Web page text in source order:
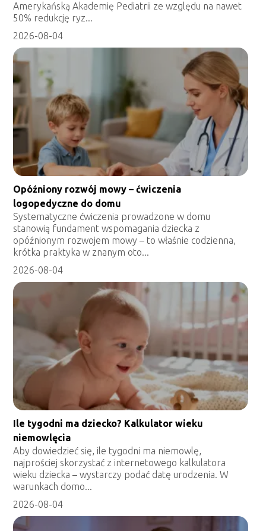
Amerykańską Akademię Pediatrii ze względu na nawet
50% redukcję ryz...
2026-08-04
Opóźniony rozwój mowy – ćwiczenia
logopedyczne do domu
Systematyczne ćwiczenia prowadzone w domu
stanowią fundament wspomagania dziecka z
opóźnionym rozwojem mowy – to właśnie codzienna,
krótka praktyka w znanym oto...
2026-08-04
Ile tygodni ma dziecko? Kalkulator wieku
niemowlęcia
Aby dowiedzieć się, ile tygodni ma niemowlę,
najprościej skorzystać z internetowego kalkulatora
wieku dziecka – wystarczy podać datę urodzenia. W
warunkach domo...
2026-08-04